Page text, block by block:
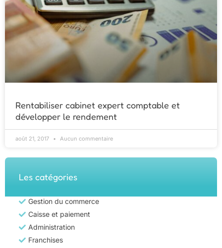
Rentabiliser cabinet expert comptable et
développer le rendement
août 21, 2017 Aucun commentaire
Les catégories
Gestion du commerce
Caisse et paiement
Administration
Franchises